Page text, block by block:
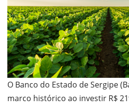
O Banco do Estado de Sergipe
marco histórico ao investir R$